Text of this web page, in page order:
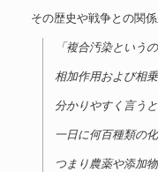
その歴史や戦争との関係
「複合汚染という
相加作用および相
分かりやすく言う
一日に何百種類の
つまり農薬や添加